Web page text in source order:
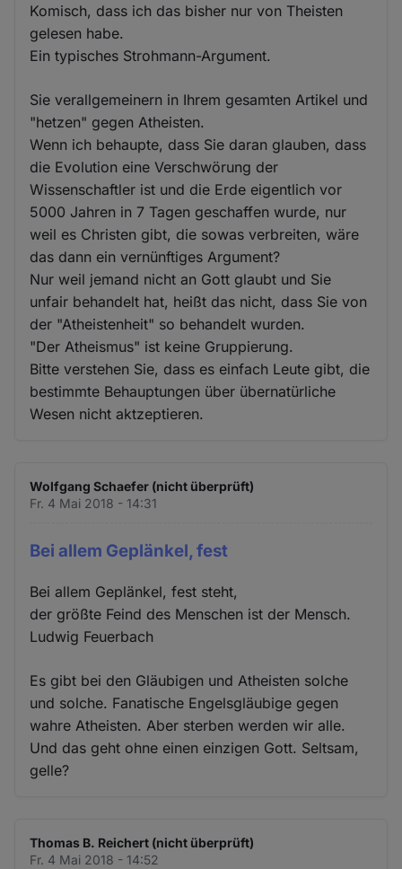
Komisch, dass ich das bisher nur von Theisten
gelesen habe.
Ein typisches Strohmann-Argument.
Sie verallgemeinern in Ihrem gesamten Artikel und
"hetzen" gegen Atheisten.
Wenn ich behaupte, dass Sie daran glauben, dass
die Evolution eine Verschwörung der
Wissenschaftler ist und die Erde eigentlich vor
5000 Jahren in 7 Tagen geschaffen wurde, nur
weil es Christen gibt, die sowas verbreiten, wäre
das dann ein vernünftiges Argument?
Nur weil jemand nicht an Gott glaubt und Sie
unfair behandelt hat, heißt das nicht, dass Sie von
der "Atheistenheit" so behandelt wurden.
"Der Atheismus" ist keine Gruppierung.
Bitte verstehen Sie, dass es einfach Leute gibt, die
bestimmte Behauptungen über übernatürliche
Wesen nicht aktzeptieren.
Wolfgang Schaefer (nicht überprüft)
Fr. 4 Mai 2018 - 14:31
Bei allem Geplänkel, fest
Bei allem Geplänkel, fest steht,
der größte Feind des Menschen ist der Mensch.
Ludwig Feuerbach
Es gibt bei den Gläubigen und Atheisten solche
und solche. Fanatische Engelsgläubige gegen
wahre Atheisten. Aber sterben werden wir alle.
Und das geht ohne einen einzigen Gott. Seltsam,
gelle?
Thomas B. Reichert (nicht überprüft)
Fr. 4 Mai 2018 - 14:52